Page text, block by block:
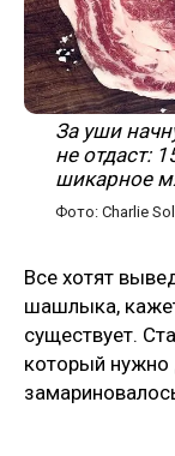
За уши
не отдаст:
шикарное
Фото: Charlie
Все хотят
шашлыка,
существует.
который нужно